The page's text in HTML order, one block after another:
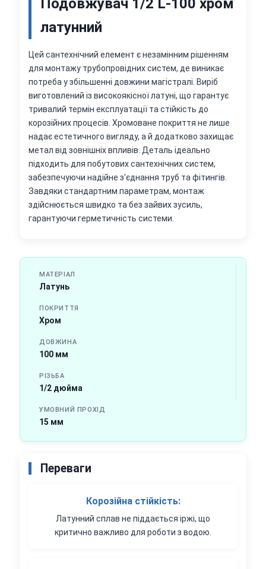
Подовжувач 1/2 L-100 хром
латунний
Цей сантехнічний елемент є незамінним рішенням
для монтажу трубопровідних систем, де виникає
потреба у збільшенні довжини магістралі. Виріб
виготовлений із високоякісної латуні, що гарантує
тривалий термін експлуатації та стійкість до
корозійних процесів. Хромоване покриття не лише
надає естетичного вигляду, а й додатково захищає
метал від зовнішніх впливів. Деталь ідеально
підходить для побутових сантехнічних систем,
забезпечуючи надійне з'єднання труб та фітингів.
Завдяки стандартним параметрам, монтаж
здійснюється швидко та без зайвих зусиль,
гарантуючи герметичність системи.
МАТЕРІАЛ
Латунь
ПОКРИТТЯ
Хром
ДОВЖИНА
100 мм
РІЗЬБА
1/2 дюйма
УМОВНИЙ ПРОХІД
15 мм
Переваги
Корозійна стійкість:
Латунний сплав не піддається іржі, що
критично важливо для роботи з водою.